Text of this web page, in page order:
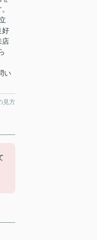
好
店
い
見方